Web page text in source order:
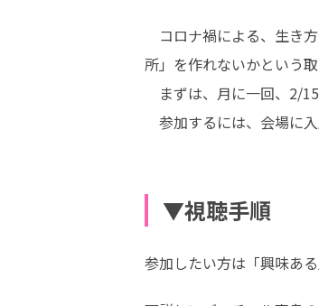
コロナ禍による、生き
所」を作れないかという
まずは、月に一回、2/
参加するには、会場に
▼視聴手順
参加したい方は「興味あ